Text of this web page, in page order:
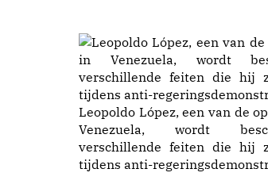
Leopoldo López, een van de
Venezuela, wordt
verschillende feiten die hij
tijdens anti-